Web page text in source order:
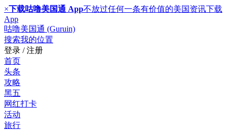
×下载咕噜美国通 App不放过任何一条有价值的美国资讯下载
App
咕噜美国通 (Guruin)
搜索我的位置
登录 / 注册
首页
头条
攻略
黑五
网红打卡
活动
旅行